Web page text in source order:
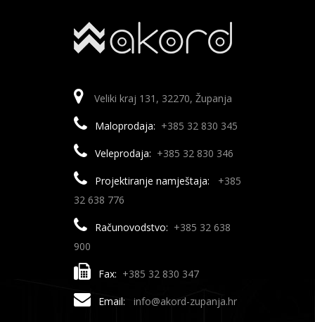
VIŠENAMJENSKA SVRDLA
PATRONE
PIŠTOLJI ZA SILIKON
SATARE
SJEKIRE
SKALPELI
ŠKARE ZA BETONSKO ŽELJEZO
ŠKARE ZA LIM
ŠKRIPCI/STEGE/POLUGE
STEGE
ZIDARSKI ALATI
GLETERI
ŠKARE ZA VRT
ŠKARE ZA LOZU
ŠKARE ZA ŽIVICU
ŠTIHAČE
TRAKTORSKE KOSILICE
AKUMULATORSKI TRIMERI
ELEKTRIČNI TRIMERI
NITI ZA TRIMER
VILE
VRTNE VREĆE
VRTNI SJEKAČI
Veliki kraj 131, 32270, Županja
Maloprodaja: +385 32 830 345
Veleprodaja: +385 32 830 346
Projektiranje namještaja:
+385
32 638 776
Računovodstvo: +385 32 638
900
Fax: +385 32 830 347
Email: info@akord-zupanja.hr